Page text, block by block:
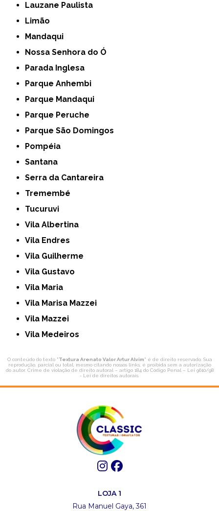
Lauzane Paulista
Limão
Mandaqui
Nossa Senhora do Ó
Parada Inglesa
Parque Anhembi
Parque Mandaqui
Parque Peruche
Parque São Domingos
Pompéia
Santana
Serra da Cantareira
Tremembé
Tucuruvi
Vila Albertina
Vila Endres
Vila Guilherme
Vila Gustavo
Vila Maria
Vila Marisa Mazzei
Vila Mazzei
Vila Medeiros
O conteúdo do texto "Textura Arenato Valor Artur Alvim" é de direito reservado. Sua
reprodução, parcial ou total, mesmo citando nossos links, é proibida sem a autorização
do autor. Crime de violação de direito autoral – artigo 184 do Código Penal – Lei 9610/98
- Lei de direitos autorais
LOJA 1
Rua Manuel Gaya, 361